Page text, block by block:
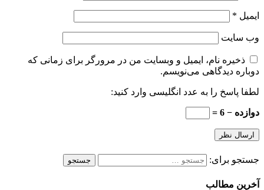
ایمیل *
وب‌ سایت
ذخیره نام، ایمیل و وبسایت من در مرورگر برای زمانی که
دوباره دیدگاهی می‌نویسم.
لطفا پاسخ را به عدد انگلیسی وارد کنید:
دوازده − 6 =
جستجو برای:
آخرین مطالب